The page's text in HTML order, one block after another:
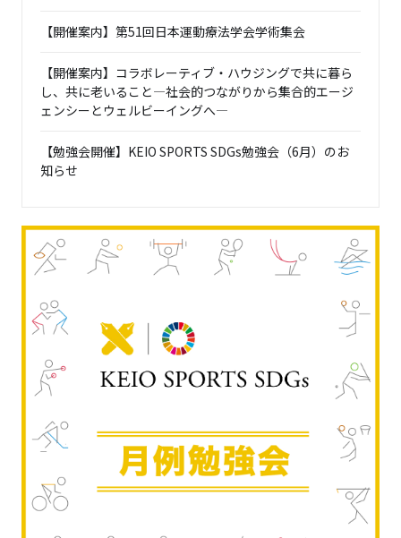
【開催案内】第51回日本運動療法学会学術集会
【開催案内】コラボレーティブ・ハウジングで共に暮ら
し、共に老いること―社会的つながりから集合的エージ
ェンシーとウェルビーイングへ―
【勉強会開催】KEIO SPORTS SDGs勉強会（6月）のお
知らせ